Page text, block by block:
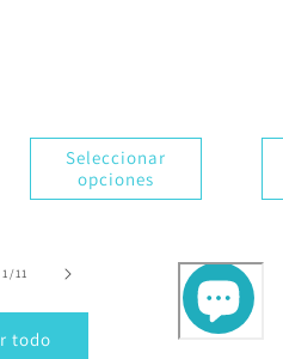
Seleccionar
opciones
1/de
11
todo